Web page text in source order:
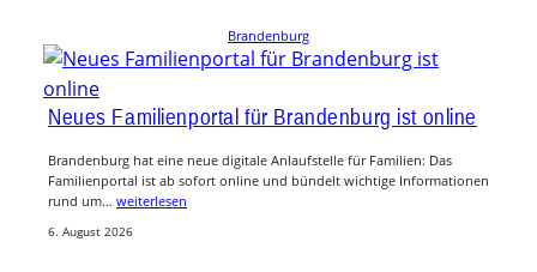
Brandenburg
Neues Familienportal für Brandenburg ist online
Brandenburg hat eine neue digitale Anlaufstelle für Familien: Das
Familienportal ist ab sofort online und bündelt wichtige Informationen
rund um… weiterlesen
6. August 2026